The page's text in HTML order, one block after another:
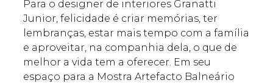
Para o designer de interiores Granatti
Junior, felicidade é criar memórias, ter
lembranças, estar mais tempo com a família
e aproveitar, na companhia dela, o que de
melhor a vida tem a oferecer. Em seu
espaço para a Mostra Artefacto Balneário